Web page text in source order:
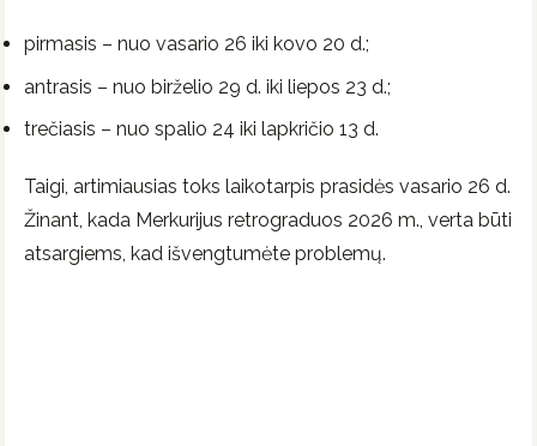
pirmasis – nuo ​​vasario 26 iki kovo 20 d.;
antrasis – nuo ​​birželio 29 d. iki liepos 23 d.;
trečiasis – nuo ​​spalio 24 iki lapkričio 13 d.
Taigi, artimiausias toks laikotarpis prasidės vasario 26 d.
Žinant, kada Merkurijus retrograduos 2026 m., verta būti
atsargiems, kad išvengtumėte problemų.